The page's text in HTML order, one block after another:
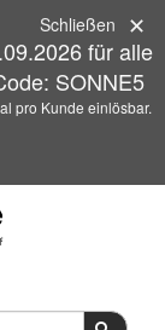
für alle
SONNE5
pro Kunde einlösbar.
Schließen